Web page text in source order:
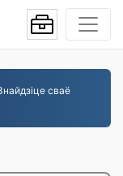
сваё